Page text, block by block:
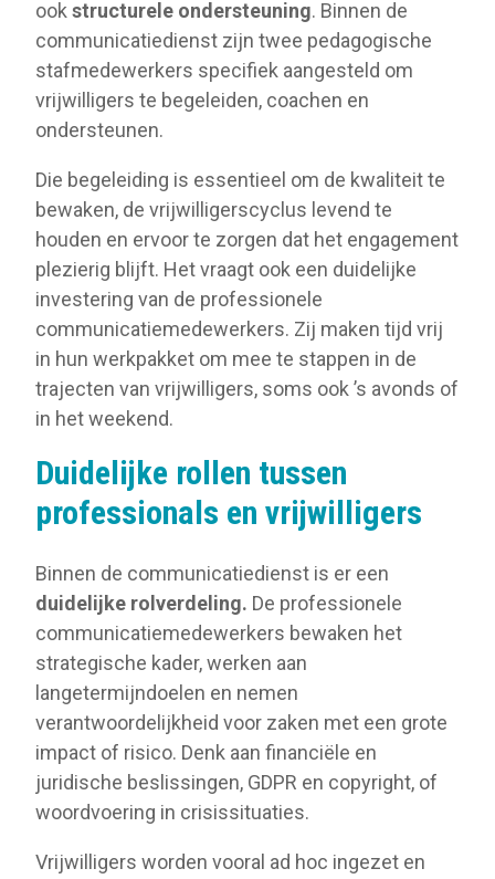
ook structurele ondersteuning. Binnen de
communicatiedienst zijn twee pedagogische
stafmedewerkers specifiek aangesteld om
vrijwilligers te begeleiden, coachen en
ondersteunen.
Die begeleiding is essentieel om de kwaliteit te
bewaken, de vrijwilligerscyclus levend te
houden en ervoor te zorgen dat het engagement
plezierig blijft. Het vraagt ook een duidelijke
investering van de professionele
communicatiemedewerkers. Zij maken tijd vrij
in hun werkpakket om mee te stappen in de
trajecten van vrijwilligers, soms ook ’s avonds of
in het weekend.
Duidelijke rollen tussen
professionals en vrijwilligers
Binnen de communicatiedienst is er een
duidelijke rolverdeling. De professionele
communicatiemedewerkers bewaken het
strategische kader, werken aan
langetermijndoelen en nemen
verantwoordelijkheid voor zaken met een grote
impact of risico. Denk aan financiële en
juridische beslissingen, GDPR en copyright, of
woordvoering in crisissituaties.
Vrijwilligers worden vooral ad hoc ingezet en